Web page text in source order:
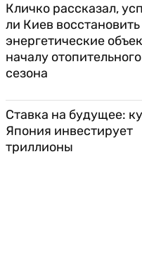
Кличко рассказал,
ли Киев восстановить
энергетические
началу отопительного
сезона
Ставка на будущее:
Япония инвестирует
триллионы